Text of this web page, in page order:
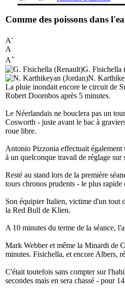
Comme des poissons dans
A-
A
A+
G. Fisichella
N.
La pluie inondait encore le circuit de
Robert Doornbos après 5 minutes.
Le Néerlandais ne bouclera pas un
Cosworth - juste avant le bac à
roue libre.
Antonio Pizzonia effectuait également
à un quelconque travail de réglage
Resté au stand lors de la première
tours chronos prudents - le plus
Son équipier Italien, victime d'un tout
la Red Bull de Klien.
A 10 minutes du terme de la séance,
Mark Webber et même la Minardi de
minutes. Fisichella, et encore Albers,
C'était toutefois sans compter sur
secondes mais en sera chassé - pour